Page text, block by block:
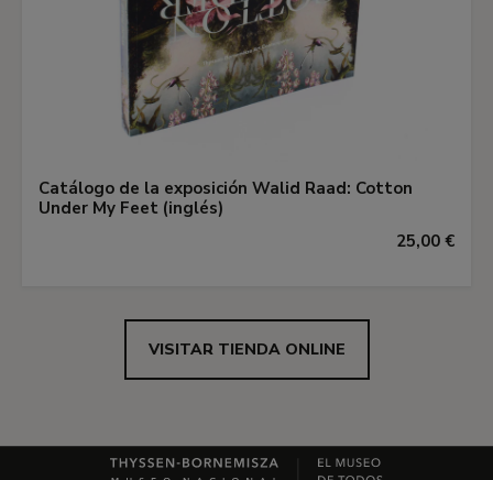
Catálogo de la exposición Walid Raad: Cotton
Under My Feet (inglés)
25,00 €
VISITAR TIENDA ONLINE